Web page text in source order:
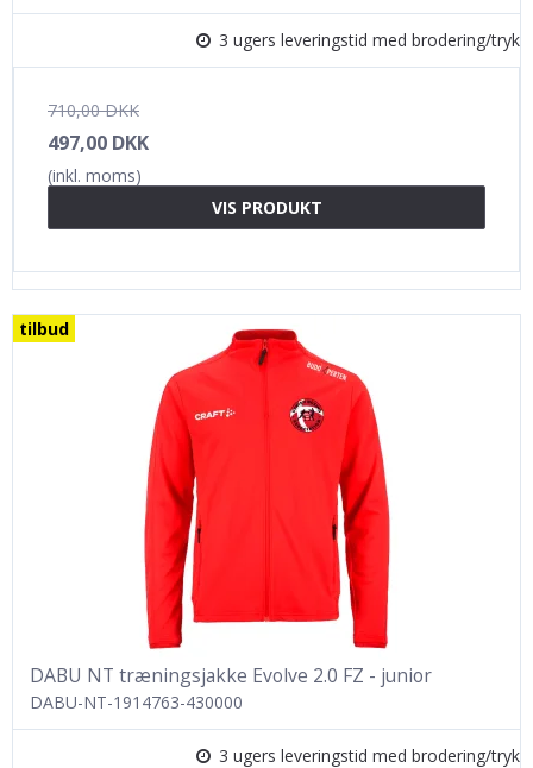
3 ugers leveringstid med brodering/tryk
710,00 DKK
497,00 DKK
(inkl. moms)
VIS PRODUKT
tilbud
DABU NT træningsjakke Evolve 2.0 FZ - junior
DABU-NT-1914763-430000
3 ugers leveringstid med brodering/tryk